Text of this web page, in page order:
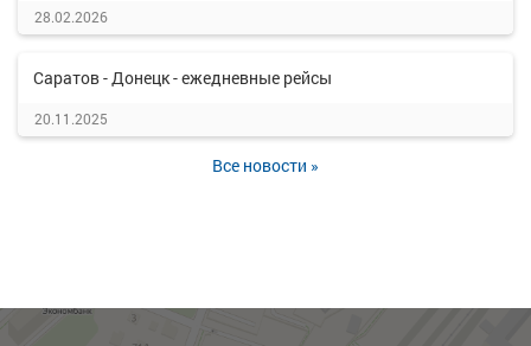
28.02.2026
Саратов - Донецк - ежедневные рейсы
20.11.2025
Все новости »